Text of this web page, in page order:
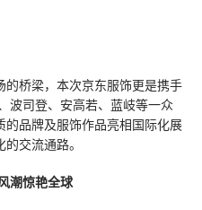
桥梁，本次京东服饰更是携手
波司登、安高若、蓝岐等一众
品牌及服饰作品亮相国际化展
交流通路。
潮惊艳全球